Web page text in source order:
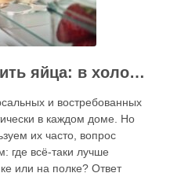
Как правильно хранить яйца: в холодильнике или на полке?
и востребованных
в каждом доме. Но
их часто, вопрос
где всё-таки лучше
или на полке? Ответ